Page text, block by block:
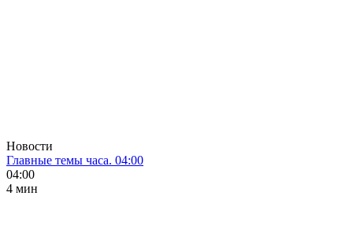
Новости
Главные темы часа. 04:00
04:00
4 мин